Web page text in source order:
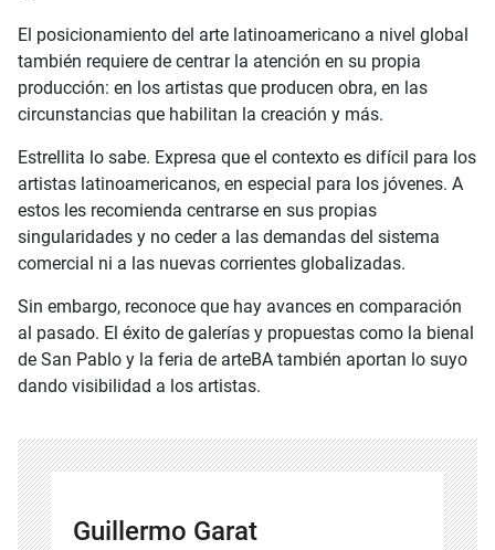
El posicionamiento del arte latinoamericano a nivel global
también requiere de centrar la atención en su propia
producción: en los artistas que producen obra, en las
circunstancias que habilitan la creación y más.
Estrellita lo sabe. Expresa que el contexto es difícil para los
artistas latinoamericanos, en especial para los jóvenes. A
estos les recomienda centrarse en sus propias
singularidades y no ceder a las demandas del sistema
comercial ni a las nuevas corrientes globalizadas.
Sin embargo, reconoce que hay avances en comparación
al pasado. El éxito de galerías y propuestas como la bienal
de San Pablo y la feria de arteBA también aportan lo suyo
dando visibilidad a los artistas.
Guillermo Garat